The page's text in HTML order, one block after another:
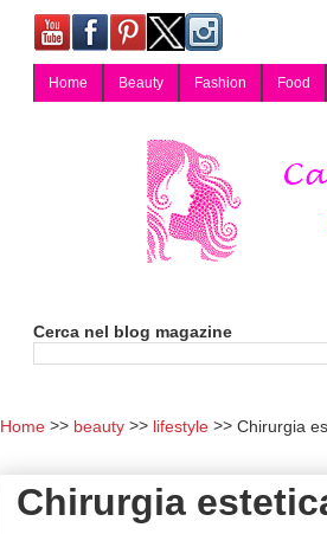
Home Beauty Fashion Food
Cerca nel blog magazine
Home beauty lifestyle Chirurgia
Chirurgia